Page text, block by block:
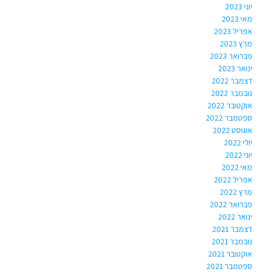
יוני 2023
מאי 2023
אפריל 2023
מרץ 2023
פברואר 2023
ינואר 2023
דצמבר 2022
נובמבר 2022
אוקטובר 2022
ספטמבר 2022
אוגוסט 2022
יולי 2022
יוני 2022
מאי 2022
אפריל 2022
מרץ 2022
פברואר 2022
ינואר 2022
דצמבר 2021
נובמבר 2021
אוקטובר 2021
ספטמבר 2021